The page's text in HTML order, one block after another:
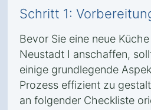
Schritt 1:
Bevor Sie eine neue
Neustadt I anschaffen,
einige grundlegende
Prozess effizient zu
an folgender Checkliste